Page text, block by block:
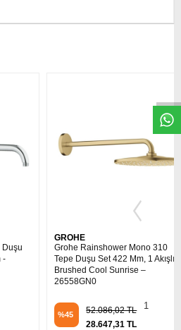
GROHE
Grohe Rainshower Mono 310
Tepe Duşu Set 422 Mm, 1 Akışlı
Brushed Cool Sunrise –
26558GN0
52.086,02 TL
28.647,31 TL
1